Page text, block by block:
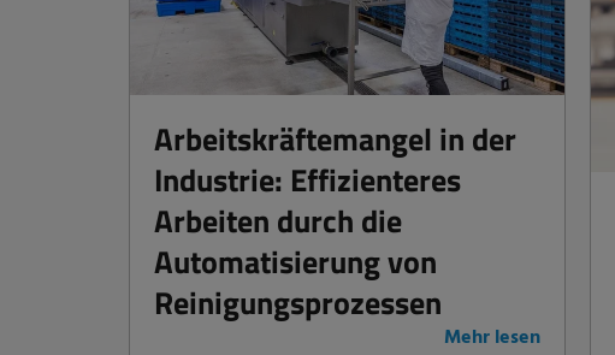
Arbeitskräftemangel in der
Industrie: Effizienteres
Arbeiten durch die
Automatisierung von
Reinigungsprozessen
Mehr lesen